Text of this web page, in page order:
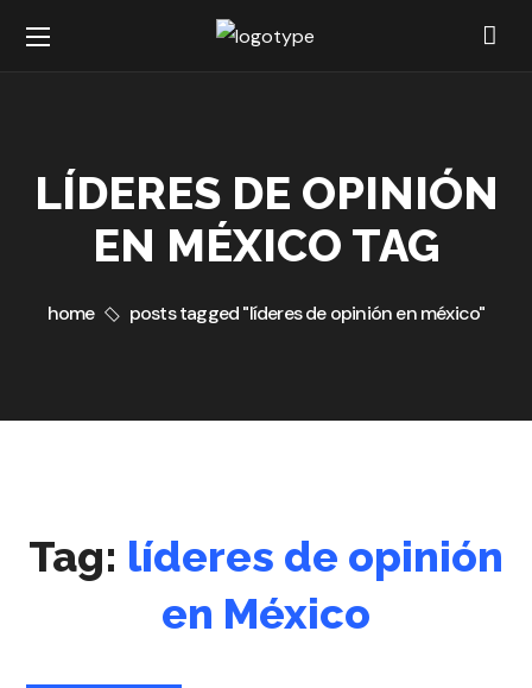
LÍDERES DE OPINIÓN
EN MÉXICO TAG
home posts tagged "líderes de opinión en méxico"
Tag: líderes de opinión
en México